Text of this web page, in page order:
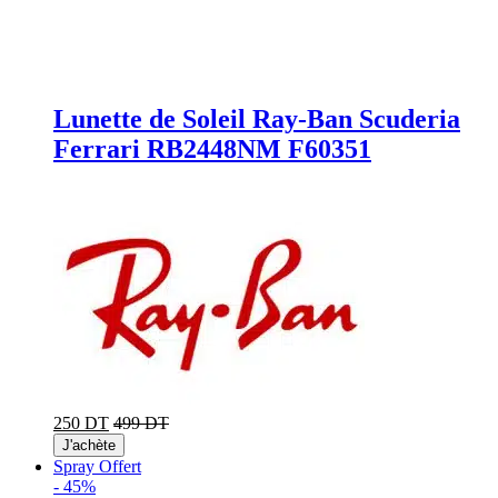
Lunette de Soleil Ray-Ban Scuderia
Ferrari RB2448NM F60351
250 DT 499 DT
J'achète
Spray Offert
- 45%